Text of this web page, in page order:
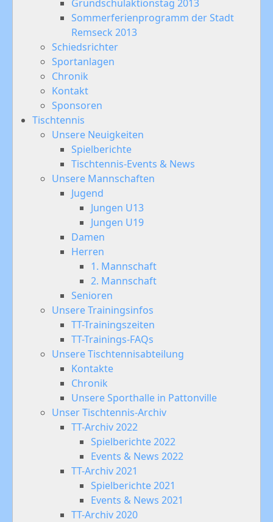
Grundschulaktionstag 2013
Sommerferienprogramm der Stadt
Remseck 2013
Schiedsrichter
Sportanlagen
Chronik
Kontakt
Sponsoren
Tischtennis
Unsere Neuigkeiten
Spielberichte
Tischtennis-Events & News
Unsere Mannschaften
Jugend
Jungen U13
Jungen U19
Damen
Herren
1. Mannschaft
2. Mannschaft
Senioren
Unsere Trainingsinfos
TT-Trainingszeiten
TT-Trainings-FAQs
Unsere Tischtennisabteilung
Kontakte
Chronik
Unsere Sporthalle in Pattonville
Unser Tischtennis-Archiv
TT-Archiv 2022
Spielberichte 2022
Events & News 2022
TT-Archiv 2021
Spielberichte 2021
Events & News 2021
TT-Archiv 2020